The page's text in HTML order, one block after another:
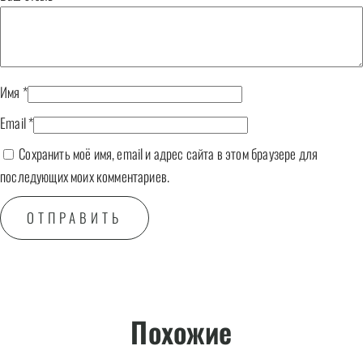
Имя *
Email*
Сохранить моё имя, email и адрес сайта в этом браузере для
последующих моих комментариев.
Похожие